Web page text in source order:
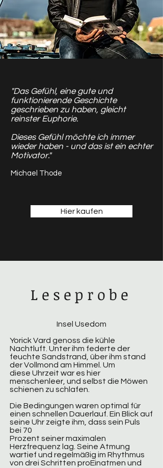
"Das Gefühl, eine gute und
funktionierende Geschichte
geschrieben zu haben, gleicht
reinster Euphorie.
Dieses Gefühl möchte ich immer
wieder haben - und das ist ein echter
Motivator."
Michael Thode
Hier kaufen
Leseprobe
Insel Usedom
Yorick Vard genoss die kühle
Nachtluft. Unter ihm federte der
feuchte Sandstrand, über ihm stand
der Vollmond am Himmel. Um
diese Uhrzeit war es hier
menschenleer, und selbst die Möwen
schienen zu schlafen.
Die Bedingungen waren optimal für
einen schnellen Dauerlauf. Ein Blick auf
seine Uhr zeigte ihm, dass sein Puls
bei 70
Prozent seiner maximalen
Herzfrequenz lag. Seine Atmung
wartief und regelmäßig im Rhythmus
von drei Schritten proEinatmen und